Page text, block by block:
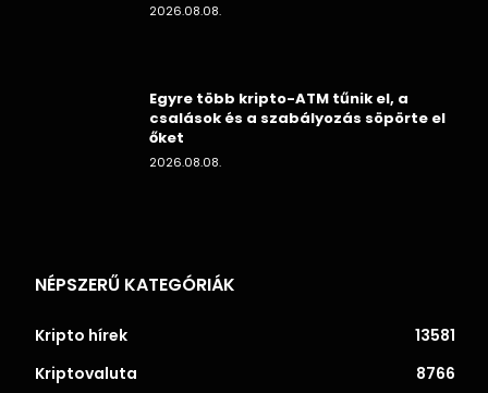
2026.08.08.
Egyre több kripto-ATM tűnik el, a
csalások és a szabályozás söpörte el
őket
2026.08.08.
NÉPSZERŰ KATEGÓRIÁK
Kripto hírek
13581
Kriptovaluta
8766